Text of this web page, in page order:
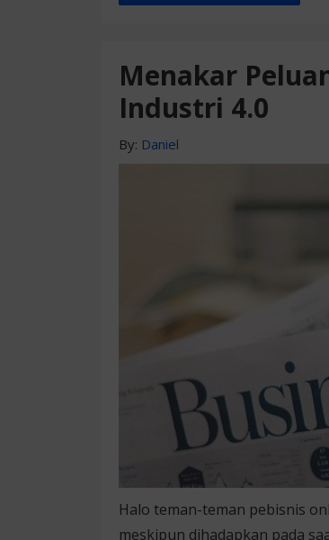
Menakar
Industri 4.0
By: Daniel
Halo teman-teman pebisnis
meskipun dihadapkan pada